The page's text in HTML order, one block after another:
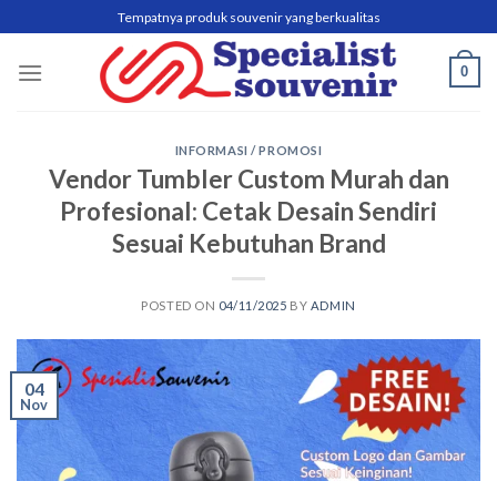
to
content
Tempatnya produk souvenir yang berkualitas
0
INFORMASI / PROMOSI
Vendor Tumbler Custom Murah dan
Profesional: Cetak Desain Sendiri
Sesuai Kebutuhan Brand
POSTED ON 04/11/2025 BY ADMIN
04
Nov